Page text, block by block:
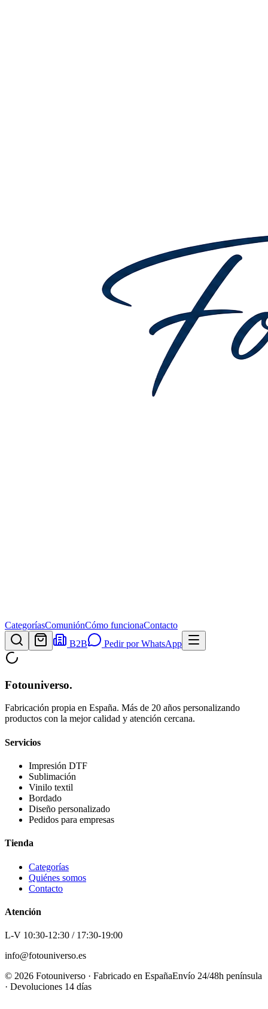
CategoríasComuniónCómo funcionaContacto
B2B
Pedir por WhatsApp
Fotouniverso.
Fabricación propia en España. Más de 20 años personalizando
productos con la mejor calidad y atención cercana.
Servicios
Impresión DTF
Sublimación
Vinilo textil
Bordado
Diseño personalizado
Pedidos para empresas
Tienda
Categorías
Quiénes somos
Contacto
Atención
L-V 10:30-12:30 / 17:30-19:00
info@fotouniverso.es
© 2026 Fotouniverso · Fabricado en EspañaEnvío 24/48h península
· Devoluciones 14 días